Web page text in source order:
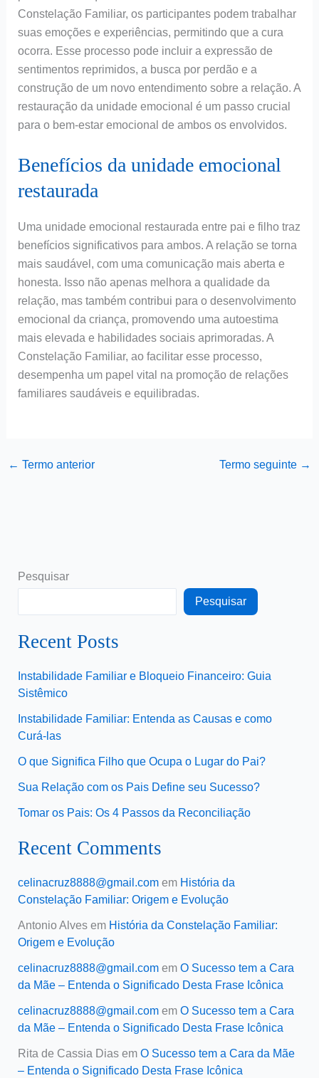
Constelação Familiar, os participantes podem trabalhar
suas emoções e experiências, permitindo que a cura
ocorra. Esse processo pode incluir a expressão de
sentimentos reprimidos, a busca por perdão e a
construção de um novo entendimento sobre a relação. A
restauração da unidade emocional é um passo crucial
para o bem-estar emocional de ambos os envolvidos.
Benefícios da unidade emocional
restaurada
Uma unidade emocional restaurada entre pai e filho traz
benefícios significativos para ambos. A relação se torna
mais saudável, com uma comunicação mais aberta e
honesta. Isso não apenas melhora a qualidade da
relação, mas também contribui para o desenvolvimento
emocional da criança, promovendo uma autoestima
mais elevada e habilidades sociais aprimoradas. A
Constelação Familiar, ao facilitar esse processo,
desempenha um papel vital na promoção de relações
familiares saudáveis e equilibradas.
← Termo anterior Termo seguinte →
Pesquisar
Pesquisar
Recent Posts
Instabilidade Familiar e Bloqueio Financeiro: Guia
Sistêmico
Instabilidade Familiar: Entenda as Causas e como
Curá-las
O que Significa Filho que Ocupa o Lugar do Pai?
Sua Relação com os Pais Define seu Sucesso?
Tomar os Pais: Os 4 Passos da Reconciliação
Recent Comments
celinacruz8888@gmail.comem História da
Constelação Familiar: Origem e Evolução
Antonio Alvesem História da Constelação Familiar:
Origem e Evolução
celinacruz8888@gmail.comem O Sucesso tem a Cara
da Mãe – Entenda o Significado Desta Frase Icônica
celinacruz8888@gmail.comem O Sucesso tem a Cara
da Mãe – Entenda o Significado Desta Frase Icônica
Rita de Cassia Diasem O Sucesso tem a Cara da Mãe
– Entenda o Significado Desta Frase Icônica